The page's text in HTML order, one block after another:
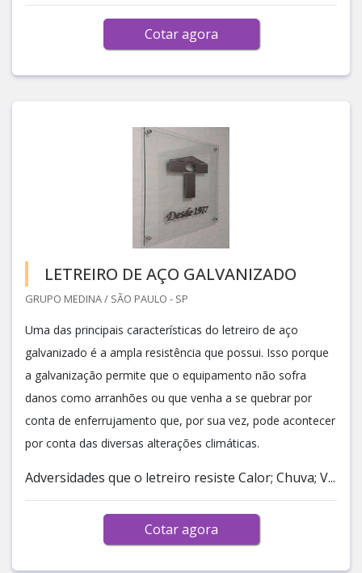
Cotar agora
LETREIRO DE AÇO GALVANIZADO
GRUPO MEDINA / SÃO PAULO - SP
Uma das principais características do letreiro de aço
galvanizado é a ampla resistência que possui. Isso porque
a galvanização permite que o equipamento não sofra
danos como arranhões ou que venha a se quebrar por
conta de enferrujamento que, por sua vez, pode acontecer
por conta das diversas alterações climáticas.
Adversidades que o letreiro resiste Calor; Chuva; V...
Cotar agora